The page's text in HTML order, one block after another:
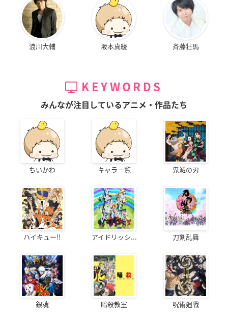
浪川大輔 坂本真綾 斉藤壮馬
KEYWORDS
みんなが注目しているアニメ・作品たち
ちいかわ キャラ一覧 鬼滅の刃
ハイキュー!! アイドリッシ... 刀剣乱舞
銀魂 暗殺教室 呪術廻戦